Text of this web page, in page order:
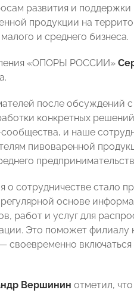
развития и
продукции на
и среднего бизнеса.
«ОПОРЫ РОССИИ»
после обсуждений
конкретных
и наше
пивоваренной
сотрудничестве стало
основе
работ и услуг для
Это поможет
Вершинин отметил,